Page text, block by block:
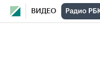
ВИДЕО